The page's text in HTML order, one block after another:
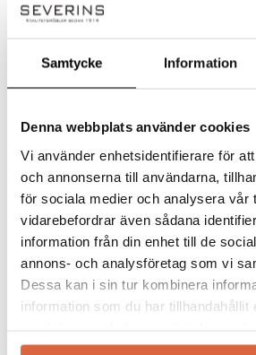
Samtycke Information
Denna webbplats använder cookies
Vi använder enhetsidentifierare för
och annonserna till användarna,
för sociala medier och analysera vår
vidarebefordrar även sådana
information från din enhet till de
annons- och analysföretag som vi
Dessa kan i sin tur kombinera
information som du har tillhandahållit
28 919kr
ETHNICRAFT
Teak Graphic sideboard
Teak Graphic sideboard
Snabb